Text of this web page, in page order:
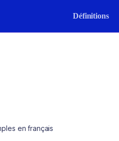
Définitions
en français